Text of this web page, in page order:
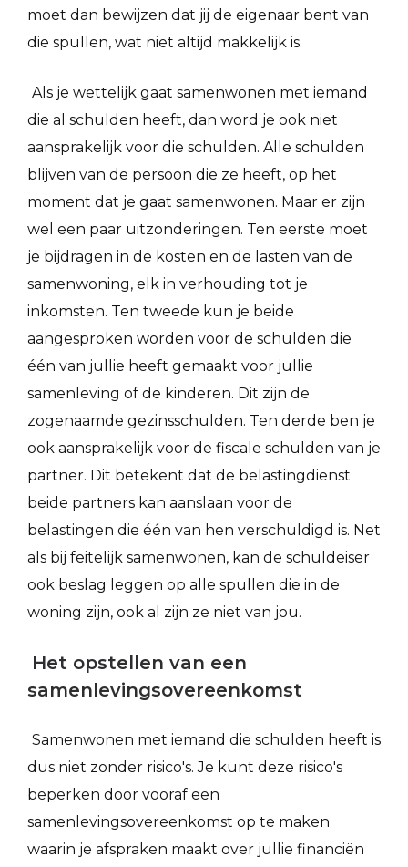
moet dan bewijzen dat jij de eigenaar bent van
die spullen, wat niet altijd makkelijk is.
Als je wettelijk gaat samenwonen met iemand
die al schulden heeft, dan word je ook niet
aansprakelijk voor die schulden. Alle schulden
blijven van de persoon die ze heeft, op het
moment dat je gaat samenwonen. Maar er zijn
wel een paar uitzonderingen. Ten eerste moet
je bijdragen in de kosten en de lasten van de
samenwoning, elk in verhouding tot je
inkomsten. Ten tweede kun je beide
aangesproken worden voor de schulden die
één van jullie heeft gemaakt voor jullie
samenleving of de kinderen. Dit zijn de
zogenaamde gezinsschulden. Ten derde ben je
ook aansprakelijk voor de fiscale schulden van je
partner. Dit betekent dat de belastingdienst
beide partners kan aanslaan voor de
belastingen die één van hen verschuldigd is. Net
als bij feitelijk samenwonen, kan de schuldeiser
ook beslag leggen op alle spullen die in de
woning zijn, ook al zijn ze niet van jou.
Het opstellen van een
samenlevingsovereenkomst
Samenwonen met iemand die schulden heeft is
dus niet zonder risico's. Je kunt deze risico's
beperken door vooraf een
samenlevingsovereenkomst op te maken
waarin je afspraken maakt over jullie financiën